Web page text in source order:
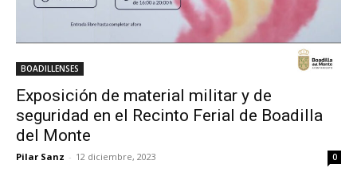
BOADILLENSES
Exposición de material militar y de
seguridad en el Recinto Ferial de Boadilla
del Monte
Pilar Sanz - 12 diciembre, 2023 0